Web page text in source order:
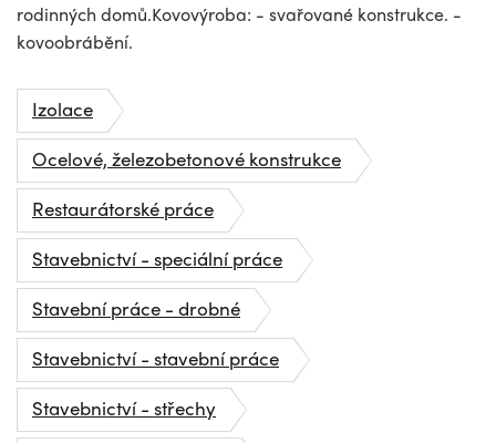
rodinných domů.Kovovýroba: - svařované konstrukce. -
kovoobrábění.
Izolace
Ocelové, železobetonové konstrukce
Restaurátorské práce
Stavebnictví - speciální práce
Stavební práce - drobné
Stavebnictví - stavební práce
Stavebnictví - střechy